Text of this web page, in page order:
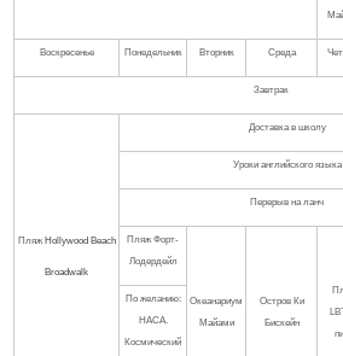
Воскресенье Понедельник Вторник Среда
Завтрак
Пляж Hollywood Beach
Broadwalk
Доставка в школу
Уроки английского языка
Перерыв на ланч
Пляж Форт-
Лодердейл
Океанариум
Майами
Остров Ки
Бискейн
По желанию:
НАСА.
Космический